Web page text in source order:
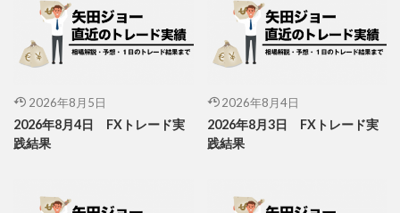
2026年8月5日
2026年8月4日 FXトレード実
践結果
2026年8月4日
2026年8月3日 FXトレード実
践結果